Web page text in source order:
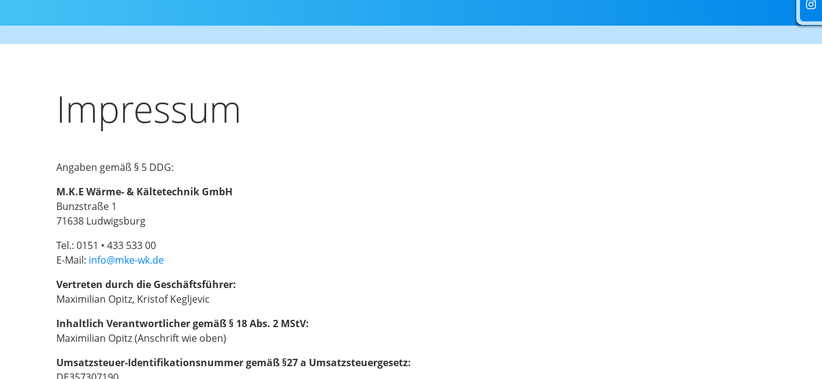
Impressum
Angaben gemäß § 5 DDG:
M.K.E Wärme- & Kältetechnik GmbH
Bunzstraße 1
71638 Ludwigsburg
Tel.: 0151 • 433 533 00
E-Mail: info@mke-wk.de
Vertreten durch die Geschäftsführer:
Maximilian Opitz, Kristof Kegljevic
Inhaltlich Verantwortlicher gemäß § 18 Abs. 2 MStV:
Maximilian Opitz (Anschrift wie oben)
Umsatzsteuer-Identifikationsnummer gemäß §27 a Umsatzsteuergesetz: